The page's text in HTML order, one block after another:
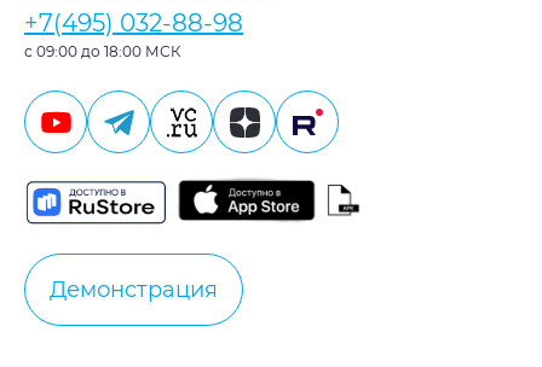
+7(495) 032-88-98
с 09:00 до 18:00 МСК
Демонстрация